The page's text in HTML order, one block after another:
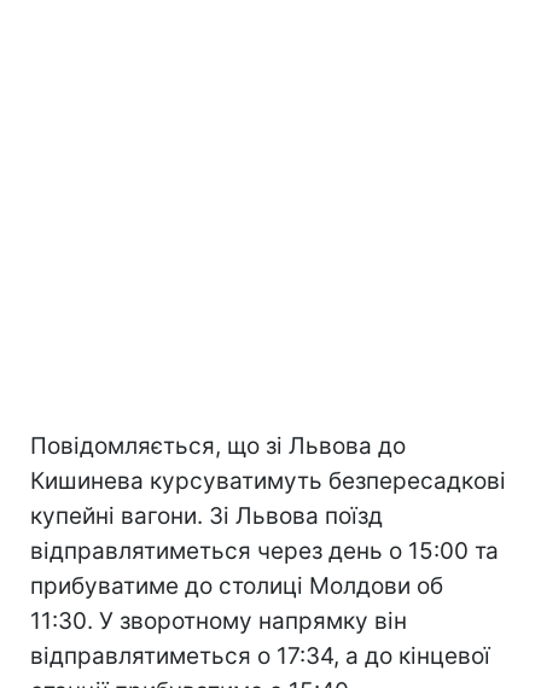
Повідомляється, що зі Львова до
Кишинева курсуватимуть безпересадкові
купейні вагони. Зі Львова поїзд
відправлятиметься через день о 15:00 та
прибуватиме до столиці Молдови об
11:30. У зворотному напрямку він
відправлятиметься о 17:34, а до кінцевої